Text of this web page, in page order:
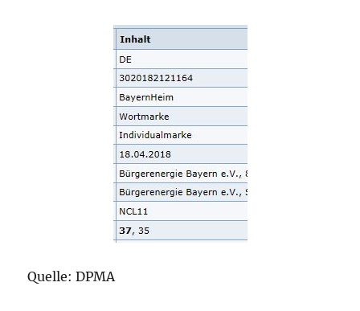
Quelle: DPMA